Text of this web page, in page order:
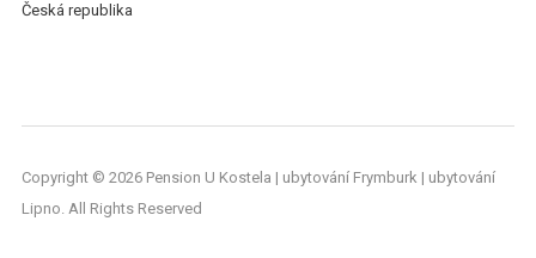
Česká republika
Copyright © 2026 Pension U Kostela | ubytování Frymburk | ubytování
Lipno. All Rights Reserved